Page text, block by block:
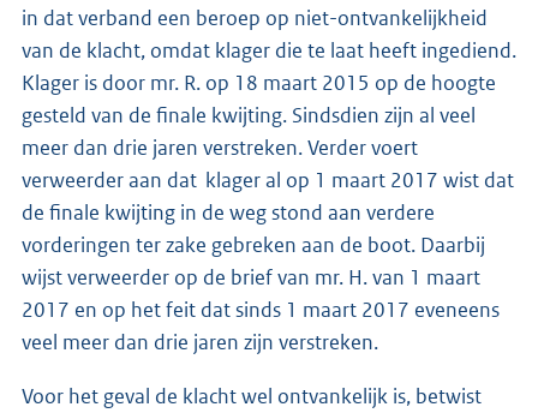
in dat verband een beroep op niet-ontvankelijkheid
van de klacht, omdat klager die te laat heeft ingediend.
Klager is door mr. R. op 18 maart 2015 op de hoogte
gesteld van de finale kwijting. Sindsdien zijn al veel
meer dan drie jaren verstreken. Verder voert
verweerder aan dat klager al op 1 maart 2017 wist dat
de finale kwijting in de weg stond aan verdere
vorderingen ter zake gebreken aan de boot. Daarbij
wijst verweerder op de brief van mr. H. van 1 maart
2017 en op het feit dat sinds 1 maart 2017 eveneens
veel meer dan drie jaren zijn verstreken.
Voor het geval de klacht wel ontvankelijk is, betwist